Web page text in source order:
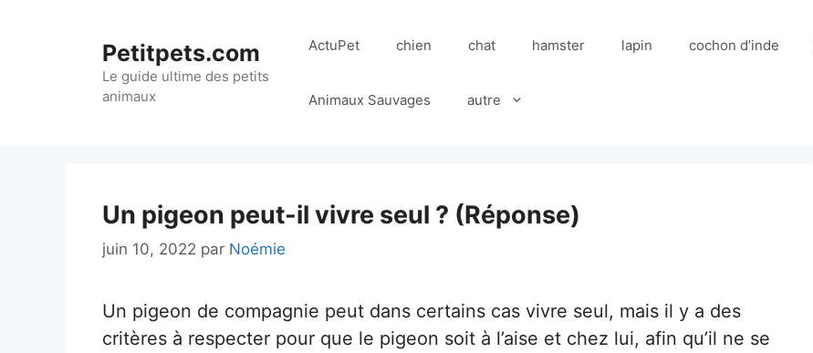
Petitpets.com
Le guide ultime des petits
animaux
ActuPet chien chat hamster lapin cochon d’inde
Animaux Sauvages autre
Un pigeon peut-il vivre seul ? (Réponse)
juin 10, 2022 par Noémie
Un pigeon de compagnie peut dans certains cas vivre seul, mais il y a des
critères à respecter pour que le pigeon soit à l’aise et chez lui, afin qu’il ne se